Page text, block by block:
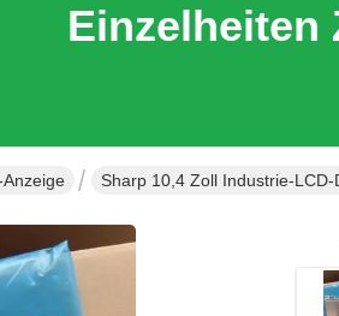
Einzelheiten
Sharp 10,4 Zoll Industrie-